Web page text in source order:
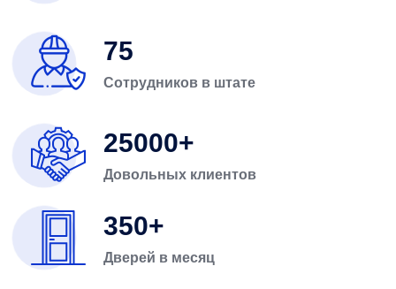
75
Сотрудников в штате
25000
Довольных клиентов
350
Дверей в месяц